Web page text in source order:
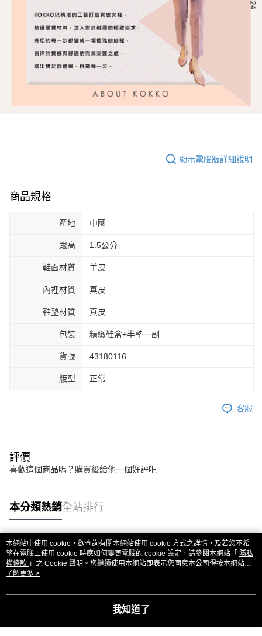
顯示電腦版詳細說明
商品規格
產地 中國
跟高 1.5公分
鞋面材質 羊皮
內裡材質 真皮
鞋墊材質 真皮
包裝 精緻鞋盒+半墊一副
貨號 43180116
版型 正常
客服
評價
喜歡這個商品嗎？購買後給他一個好評吧
本分類熱銷全站排行
熱門標籤
本網站中使用 cookie，欲查詢有關本網站使用 cookie 方式之詳情，及若您不希
望在電腦上使用 cookie 時應如何變更電腦的 cookie 設定，請參閱本網站「 隱私
權條款 」之 Cookie 聲明。您繼續使用本網站即表示您同意本公司得按本網站使
用條款之 Cookie 聲明使用 cookie。
了解更多 >
我知道了